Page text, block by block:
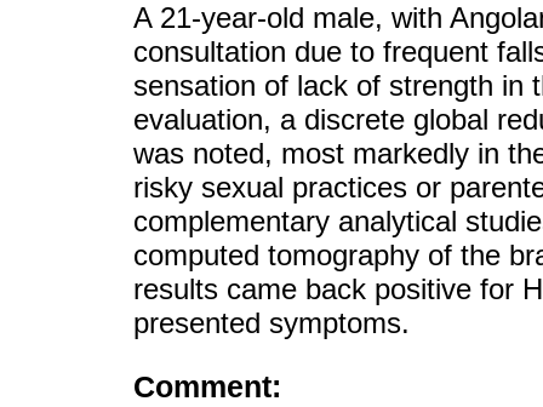
A 21-year-old male, with
consultation due to frequent
sensation of lack of strength in
evaluation, a discrete global
was noted, most markedly in
risky sexual practices or
complementary analytical
computed tomography of the
results came back positive for
presented symptoms.
Comment: